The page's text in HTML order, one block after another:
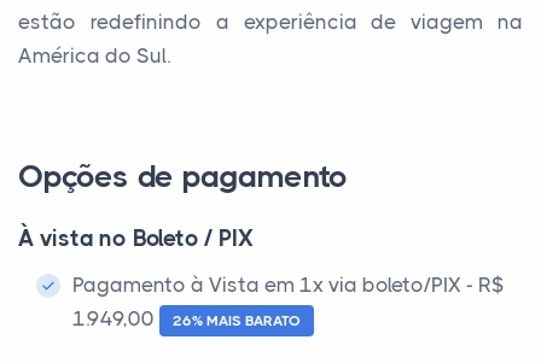
estão redefinindo a experiência de viagem na
América do Sul.
Opções de pagamento
À vista no Boleto / PIX
Pagamento à Vista em 1x via boleto/PIX - R$
1.949,00
26% MAIS BARATO